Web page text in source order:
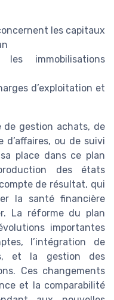
les capitaux
immobilisations
d’exploitation et
de gestion achats, de
ou de suivi
place dans ce plan
des états
de résultat, qui
la santé financière
La réforme du plan
importantes
l’intégration de
et la gestion des
Ces changements
et la comparabilité